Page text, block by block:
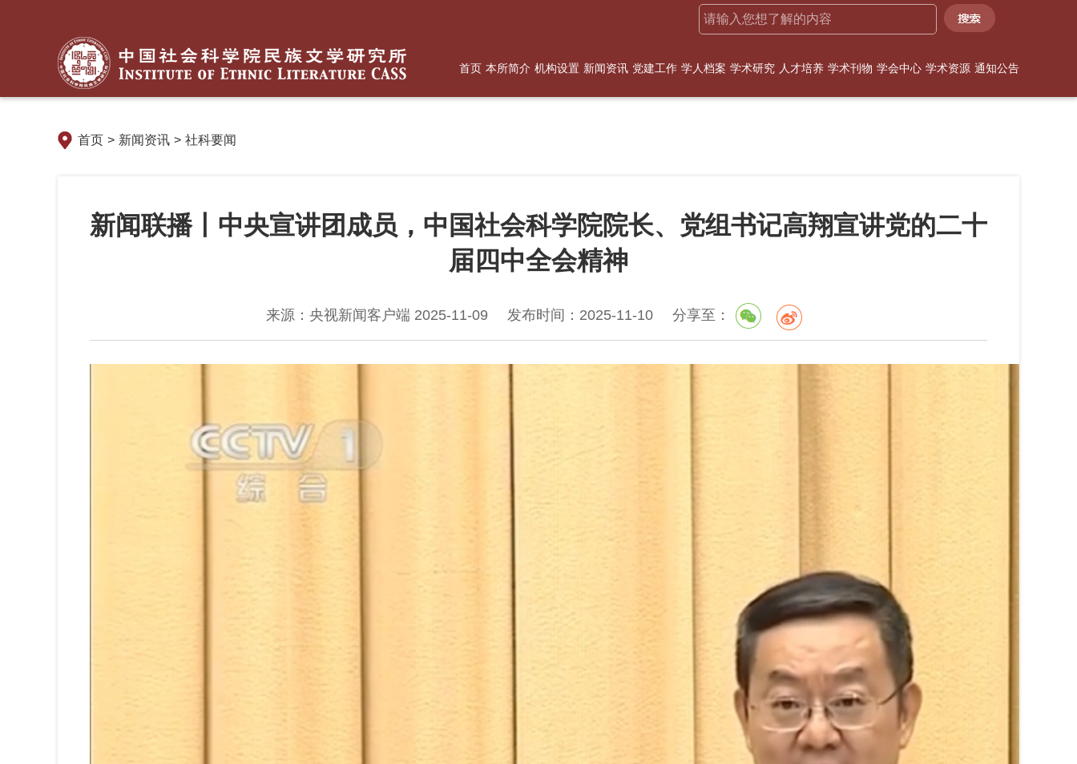
首页 本所简介 机构设置 新闻资讯 党建工作 学人档案 学术研究 人才培养 学术刊物 学会中心 学术资源 通知公告
首页 > 新闻资讯 > 社科要闻
新闻联播丨中央宣讲团成员，中国社会科学院院长、党组书记高翔宣讲党的二十
届四中全会精神
来源：央视新闻客户端 2025-11-09 发布时间：2025-11-10 分享至：